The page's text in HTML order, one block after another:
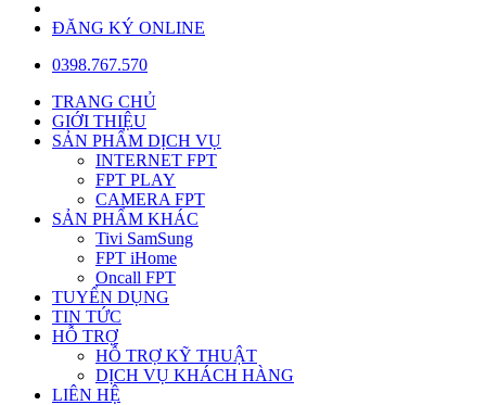
ĐĂNG KÝ ONLINE
0398.767.570
TRANG CHỦ
GIỚI THIỆU
SẢN PHẨM DỊCH VỤ
INTERNET FPT
FPT PLAY
CAMERA FPT
SẢN PHẨM KHÁC
Tivi SamSung
FPT iHome
Oncall FPT
TUYỂN DỤNG
TIN TỨC
HỖ TRỢ
HỖ TRỢ KỸ THUẬT
DỊCH VỤ KHÁCH HÀNG
LIÊN HỆ